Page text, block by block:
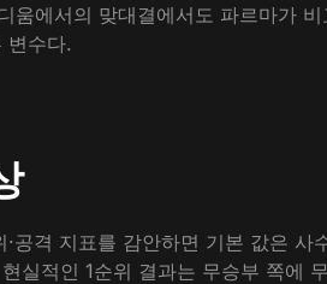
움에서의 맞대결에서도 파르마가
변수다.
·공격 지표를 감안하면 기본 값은
실적인 1순위 결과는 무승부 쪽에